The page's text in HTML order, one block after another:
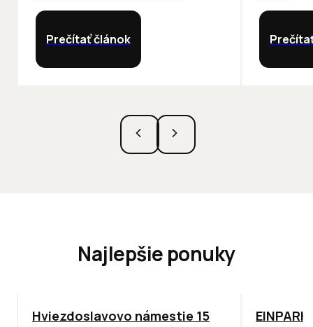
Prečítať článok
Najlepšie ponuky
ODPORÚČAME
Hviezdoslavovo námestie 15 TOP